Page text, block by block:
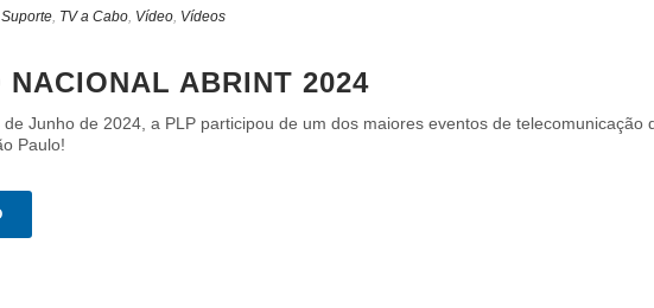
, TV a Cabo, Vídeo, Vídeos
NACIONAL ABRINT 2024
Junho de 2024, a PLP participou de um dos maiores eventos de telecomunicação
Paulo!